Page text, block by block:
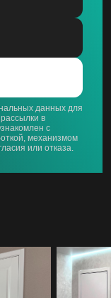
данных для
в
с
механизмом
или отказа.